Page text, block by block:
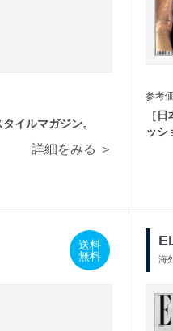
イルマガジン。
詳細をみる ＞
参考
［
ッシ
送料
無料
海